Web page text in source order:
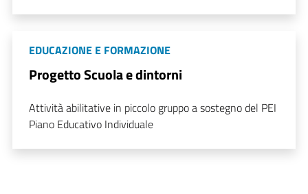
EDUCAZIONE E FORMAZIONE
Progetto Scuola e dintorni
Attività abilitative in piccolo gruppo a sostegno del PEI
Piano Educativo Individuale